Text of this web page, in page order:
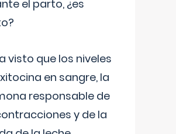
el parto, ¿es
visto que los niveles
en sangre, la
responsable de
y de la